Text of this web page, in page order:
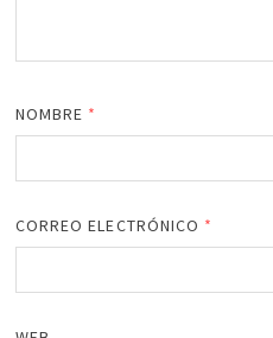
NOMBRE *
CORREO ELECTRÓNICO *